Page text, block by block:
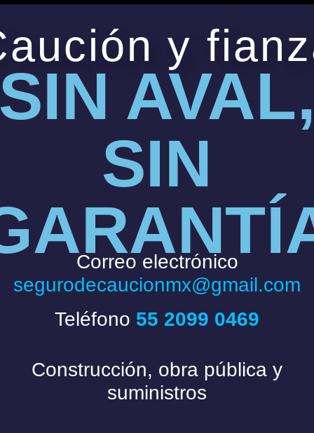
y
SIN
Correo electrónico
segurodecaucionmx@gmail.com
Teléfono 55 2099 0469
Construcción, obra pública y
suministros